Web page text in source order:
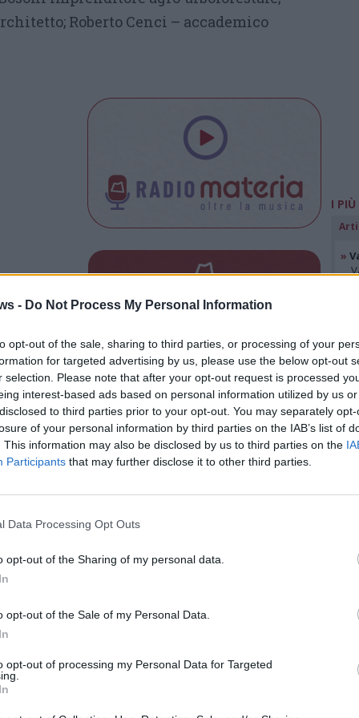
- Do Not Process My Personal Information
opt-out of the sale, sharing to third parties, or processing of your
for targeted advertising by us, please use the below opt-out
selection. Please note that after your opt-out request is processed
interest-based ads based on personal information utilized by us
to third parties prior to your opt-out. You may separately
of your personal information by third parties on the IAB’s list of
This information may also be disclosed by us to third parties on the
Participants that may further disclose it to other third parties.
Data Processing Opt Outs
opt-out of the Sharing of my personal data.
opt-out of the Sale of my Personal Data.
opt-out of processing my Personal Data for Targeted
Roberto Cenci – accademico
Tutti gli eventi
di
Via Confalonieri, 5 - Castronno
crediamo che una buona informazione
vita di tutti. Ogni giorno lavoriamo cercando di
critico.
per commentare questo articolo.
Il contenuto di questo commento esprime il pensiero dell'autore e
che rimane autonoma e indipendente. I messaggi inclusi nei commenti
lettori che possono essere automaticamente pubblicati senza filtro
I PIÙ
»
»
»